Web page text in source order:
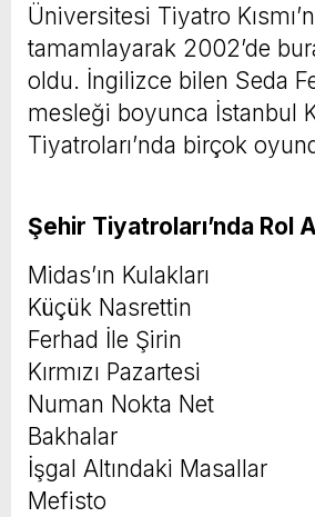
Üniversitesi Tiyatro
tamamlayarak 2002’de
oldu. İngilizce bilen Seda
mesleği boyunca İstanbul
Tiyatroları’nda birçok
Şehir Tiyatroları’nda Rol
Midas’ın Kulakları
Küçük Nasrettin
Ferhad İle Şirin
Kırmızı Pazartesi
Numan Nokta Net
Bakhalar
İşgal Altındaki Masallar
Mefisto